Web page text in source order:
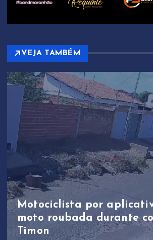
VEJA TAMBÉM
Motociclista por
moto roubada durante
Timon